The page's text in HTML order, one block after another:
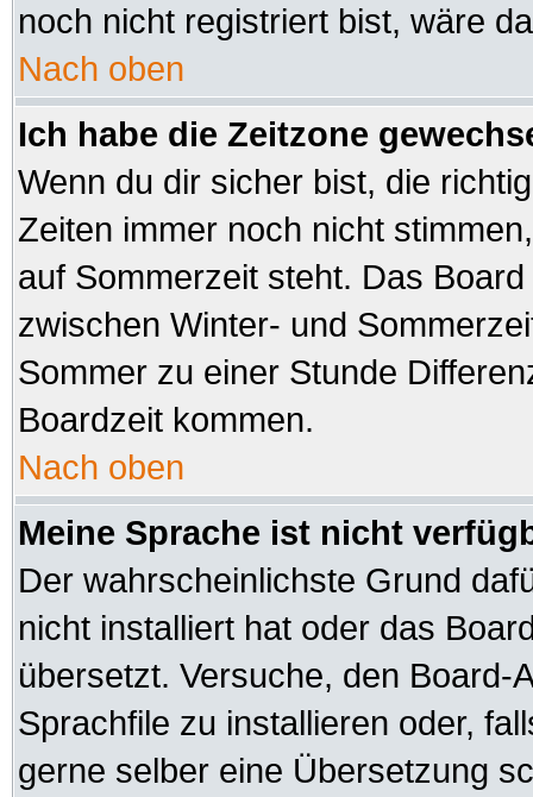
noch nicht registriert bist, wäre
Nach oben
Ich habe die Zeitzone
Wenn du dir sicher bist, die
Zeiten immer noch nicht
auf Sommerzeit steht. Das
zwischen Winter- und
Sommer zu einer Stunde
Boardzeit kommen.
Nach oben
Meine Sprache ist nicht
Der wahrscheinlichste Grund
nicht installiert hat oder das
übersetzt. Versuche, den
Sprachfile zu installieren oder,
gerne selber eine Übersetzung